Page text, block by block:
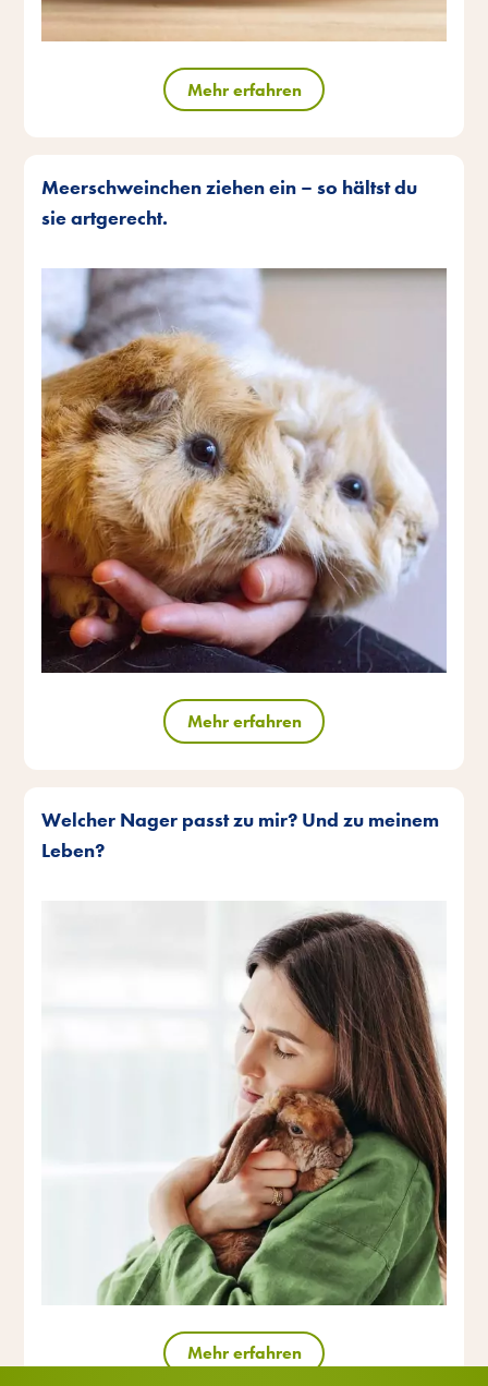
Mehr erfahren
Meerschweinchen ziehen ein – so hältst du
sie artgerecht.
Mehr erfahren
Welcher Nager passt zu mir? Und zu meinem
Leben?
Mehr erfahren